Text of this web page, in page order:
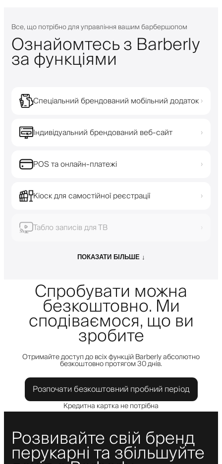
Все, що потрібно для управління вашим барбершопом
Ознайомтесь з Barberly
за функціями
Спеціальний брендований мобільний додаток ›
Індивідуальний брендований веб-сайт ›
POS та онлайн-платежі ›
Кіоск для самостійної реєстрації ›
Табло записів для ТВ ›
ПОКАЗАТИ БІЛЬШЕ ↓
Спробувати можна
безкоштовно. Ми
сподіваємося, що ви
зробите
Отримайте доступ до всіх функцій Barberly абсолютно
безкоштовно протягом 30 днів.
Розпочати безкоштовний пробний період
Кредитна картка не потрібна
Розвивайте свій бренд
перукарні та збільшуйте